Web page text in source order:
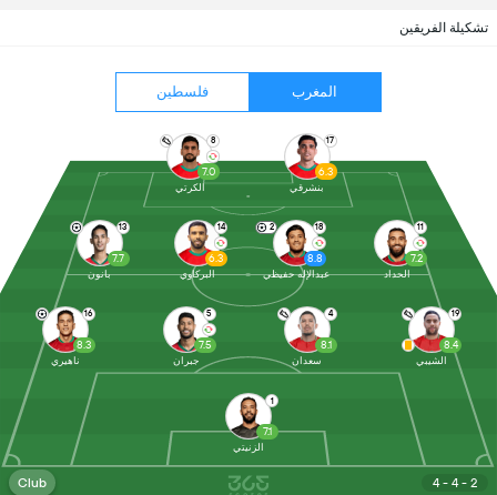
تشكيلة الفريقين
المغرب فلسطين
4 - 4 - 2
Club
1
7.1
الزنيتي
16
8.3
ناهيري
5
7.5
جبران
4
8.1
سعدان
19
8.4
الشيبي
13
7.7
بانون
14
6.3
البركاوي
18
2
8.8
عبدالإله حفيظي
11
7.2
الحداد
8
7.0
الكرتي
17
6.3
بنشرقي